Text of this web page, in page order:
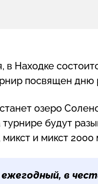
в Находке
посвящен
озеро
будут
и микст 2000
в